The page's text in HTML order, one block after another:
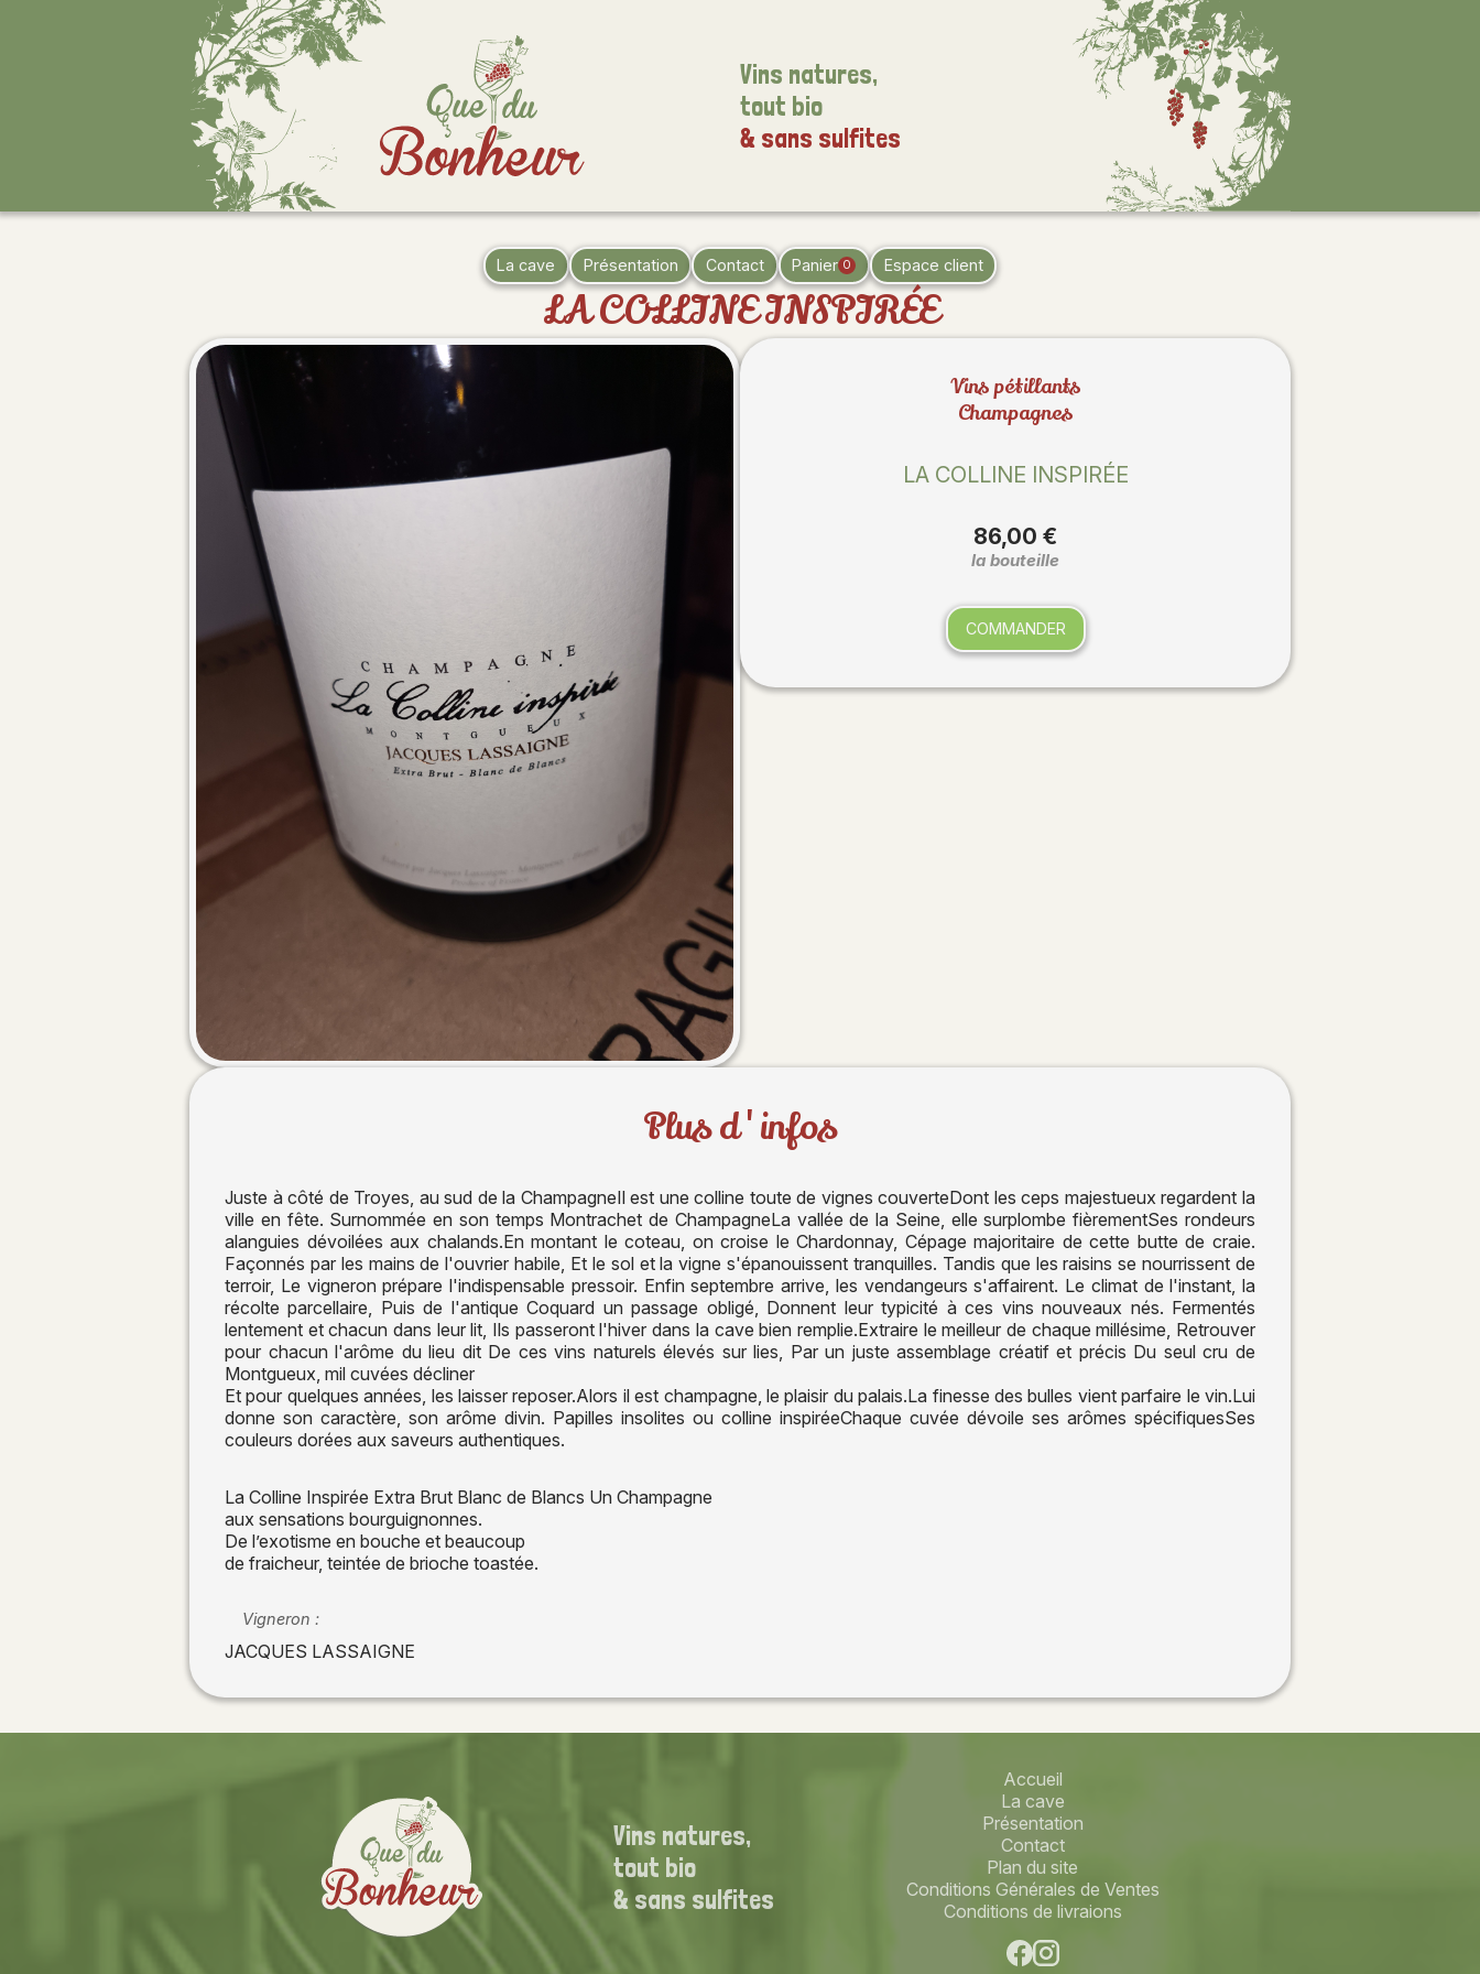
Vins natures,
tout bio
& sans sulfites
La cave Présentation Contact Panier 0 Espace client
LA COLLINE INSPIRÉE
Vins pétillants
Champagnes
LA COLLINE INSPIRÉE
86,00 €
la bouteille
COMMANDER
Plus d'infos
Juste à côté de Troyes, au sud de la ChampagneIl est une colline toute de vignes couverteDont les ceps majestueux regardent la
ville en fête. Surnommée en son temps Montrachet de ChampagneLa vallée de la Seine, elle surplombe fièrementSes rondeurs
alanguies dévoilées aux chalands.En montant le coteau, on croise le Chardonnay, Cépage majoritaire de cette butte de craie.
Façonnés par les mains de l'ouvrier habile, Et le sol et la vigne s'épanouissent tranquilles. Tandis que les raisins se nourrissent de
terroir, Le vigneron prépare l'indispensable pressoir. Enfin septembre arrive, les vendangeurs s'affairent. Le climat de l'instant, la
récolte parcellaire, Puis de l'antique Coquard un passage obligé, Donnent leur typicité à ces vins nouveaux nés. Fermentés
lentement et chacun dans leur lit, Ils passeront l'hiver dans la cave bien remplie.Extraire le meilleur de chaque millésime, Retrouver
pour chacun l'arôme du lieu dit De ces vins naturels élevés sur lies, Par un juste assemblage créatif et précis Du seul cru de
Montgueux, mil cuvées décliner
Et pour quelques années, les laisser reposer.Alors il est champagne, le plaisir du palais.La finesse des bulles vient parfaire le vin.Lui
donne son caractère, son arôme divin. Papilles insolites ou colline inspiréeChaque cuvée dévoile ses arômes spécifiquesSes
couleurs dorées aux saveurs authentiques.
La Colline Inspirée Extra Brut Blanc de Blancs Un Champagne
aux sensations bourguignonnes.
De l’exotisme en bouche et beaucoup
de fraicheur, teintée de brioche toastée.
Vigneron :
JACQUES LASSAIGNE
Vins natures,
tout bio
& sans sulfites
Accueil
La cave
Présentation
Contact
Plan du site
Conditions Générales de Ventes
Conditions de livraions